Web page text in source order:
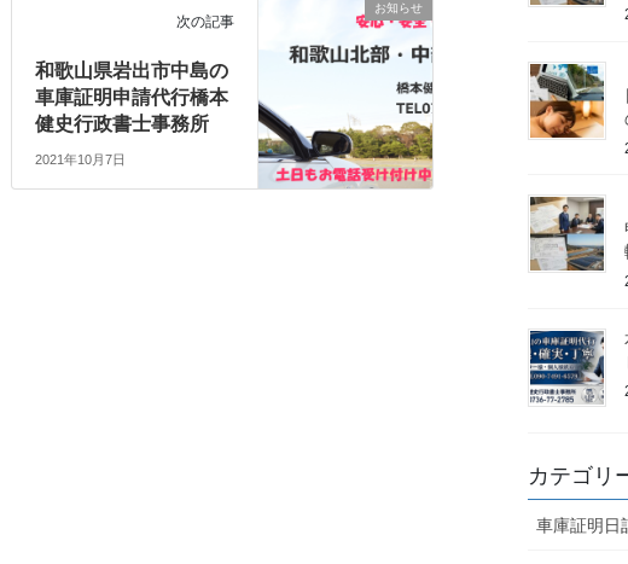
お知らせ
次の記事
和歌山県岩出市中島の
車庫証明申請代行橋本
健史行政書士事務所
2021年10月7日
カテゴリ
車庫証明日